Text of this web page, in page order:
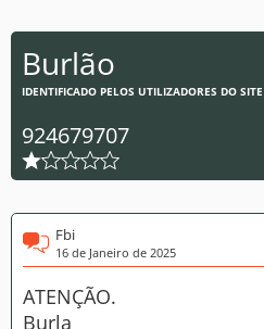
Burlão
IDENTIFICADO PELOS UTILIZADORES DO SITE
924679707
Fbi
16 de Janeiro de 2025
ATENÇÃO.
Burla